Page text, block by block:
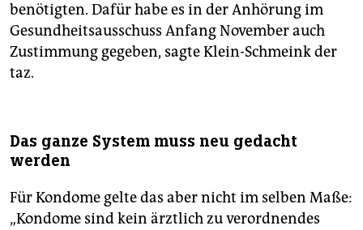
benötigten. Dafür habe es in der Anhörung im
Gesundheitsausschuss Anfang November auch
Zustimmung gegeben, sagte Klein-Schmeink der
taz.
Das ganze System muss neu gedacht
werden
Für Kondome gelte das aber nicht im selben Maße:
„Kondome sind kein ärztlich zu verordnendes